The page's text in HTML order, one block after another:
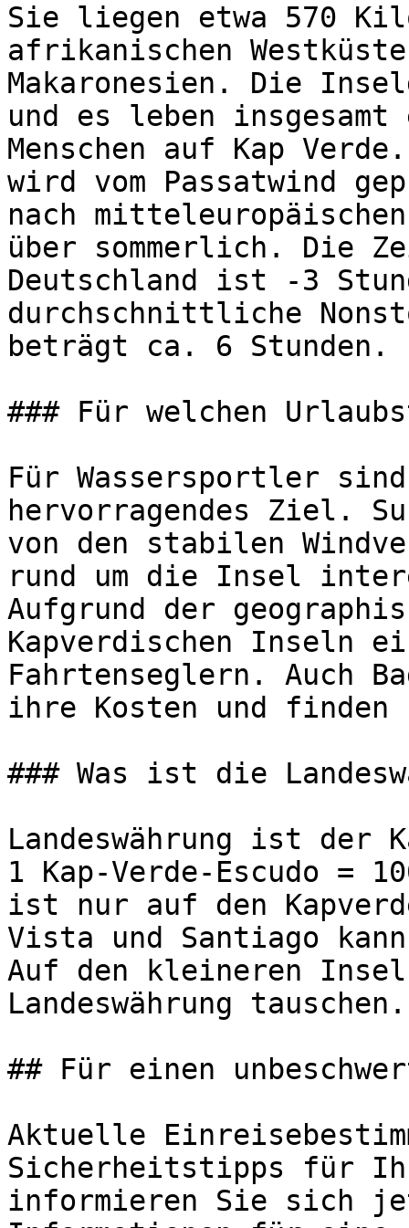
Sie liegen etwa 570
afrikanischen
Makaronesien. Die
und es leben
Menschen auf Kap
wird vom Passatwind
nach
über sommerlich. Die
Deutschland ist -3
durchschnittliche
beträgt ca. 6 Stunden.
### Für welchen
Für Wassersportler
hervorragendes Ziel.
von den stabilen
rund um die Insel
Aufgrund der
Kapverdischen Inseln
Fahrtenseglern. Auch
ihre Kosten und finden
### Was ist die
Landeswährung ist der
1 Kap-Verde-Escudo =
ist nur auf den
Vista und Santiago
Auf den kleineren
Landeswährung tauschen.
## Für einen
Aktuelle
Sicherheitstipps für
informieren Sie sich